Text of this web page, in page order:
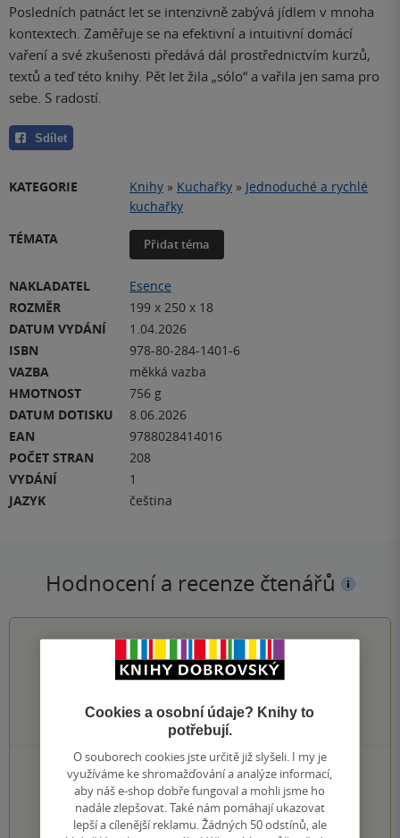
Posledních patnáct let se intenzivně zabývá jídlem v mnoha
kontextech. Zaměřuje se na efektivní a intuitivní domácí
vaření a své zkušenosti předává dál prostřednictvím kurzů,
textů a teď této knihy. Pět let žila „sólo“ a vařila jen sama pro
sebe. S radostí.
Sdílet
KATEGORIE Knihy » Kuchařky » Jednoduché a rychlé
kuchařky
TÉMATA
Přidat téma
NAKLADATEL
Esence
ROZMĚR
199 x 250 x 18
DATUM VYDÁNÍ
1.04.2026
ISBN
978-80-284-1401-6
VAZBA
měkká vazba
HMOTNOST
756 g
DATUM DOTISKU
8.06.2026
EAN
9788028414016
POČET STRAN
208
VYDÁNÍ
1
JAZYK
čeština
Hodnocení a recenze čtenářů
0.0z5
0hodnocení čtenářů
0×
5 hvězdiček
0×
4 hvězdičky
0×
3 hvězdičky
0×
2 hvězdičky
Cookies a osobní údaje? Knihy to
potřebují.
O souborech cookies jste určitě již slyšeli. I my je
využíváme ke shromažďování a analýze informací,
aby náš e-shop dobře fungoval a mohli jsme ho
nadále zlepšovat. Také nám pomáhají ukazovat
lepší a cílenější reklamu. Žádných 50 odstínů, ale